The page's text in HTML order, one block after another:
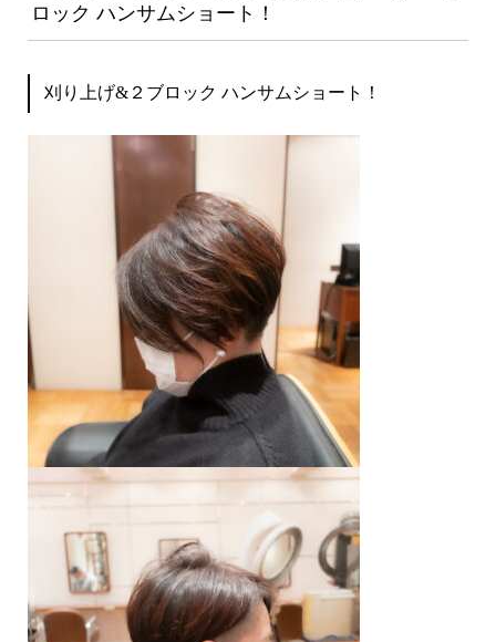
ロック ハンサムショート！
刈り上げ&２ブロック ハンサムショート！